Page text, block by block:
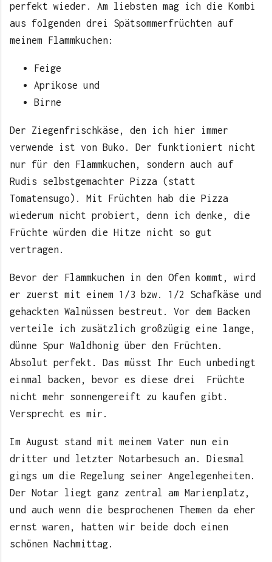
perfekt wieder. Am liebsten mag ich die Kombi
aus folgenden drei Spätsommerfrüchten auf
meinem Flammkuchen:
Feige
Aprikose und
Birne
Der Ziegenfrischkäse, den ich hier immer
verwende ist von Buko. Der funktioniert nicht
nur für den Flammkuchen, sondern auch auf
Rudis selbstgemachter Pizza (statt
Tomatensugo). Mit Früchten hab die Pizza
wiederum nicht probiert, denn ich denke, die
Früchte würden die Hitze nicht so gut
vertragen.
Bevor der Flammkuchen in den Ofen kommt, wird
er zuerst mit einem 1/3 bzw. 1/2 Schafkäse und
gehackten Walnüssen bestreut. Vor dem Backen
verteile ich zusätzlich großzügig eine lange,
dünne Spur Waldhonig über den Früchten.
Absolut perfekt. Das müsst Ihr Euch unbedingt
einmal backen, bevor es diese drei Früchte
nicht mehr sonnengereift zu kaufen gibt.
Versprecht es mir.
Im August stand mit meinem Vater nun ein
dritter und letzter Notarbesuch an. Diesmal
gings um die Regelung seiner Angelegenheiten.
Der Notar liegt ganz zentral am Marienplatz,
und auch wenn die besprochenen Themen da eher
ernst waren, hatten wir beide doch einen
schönen Nachmittag.